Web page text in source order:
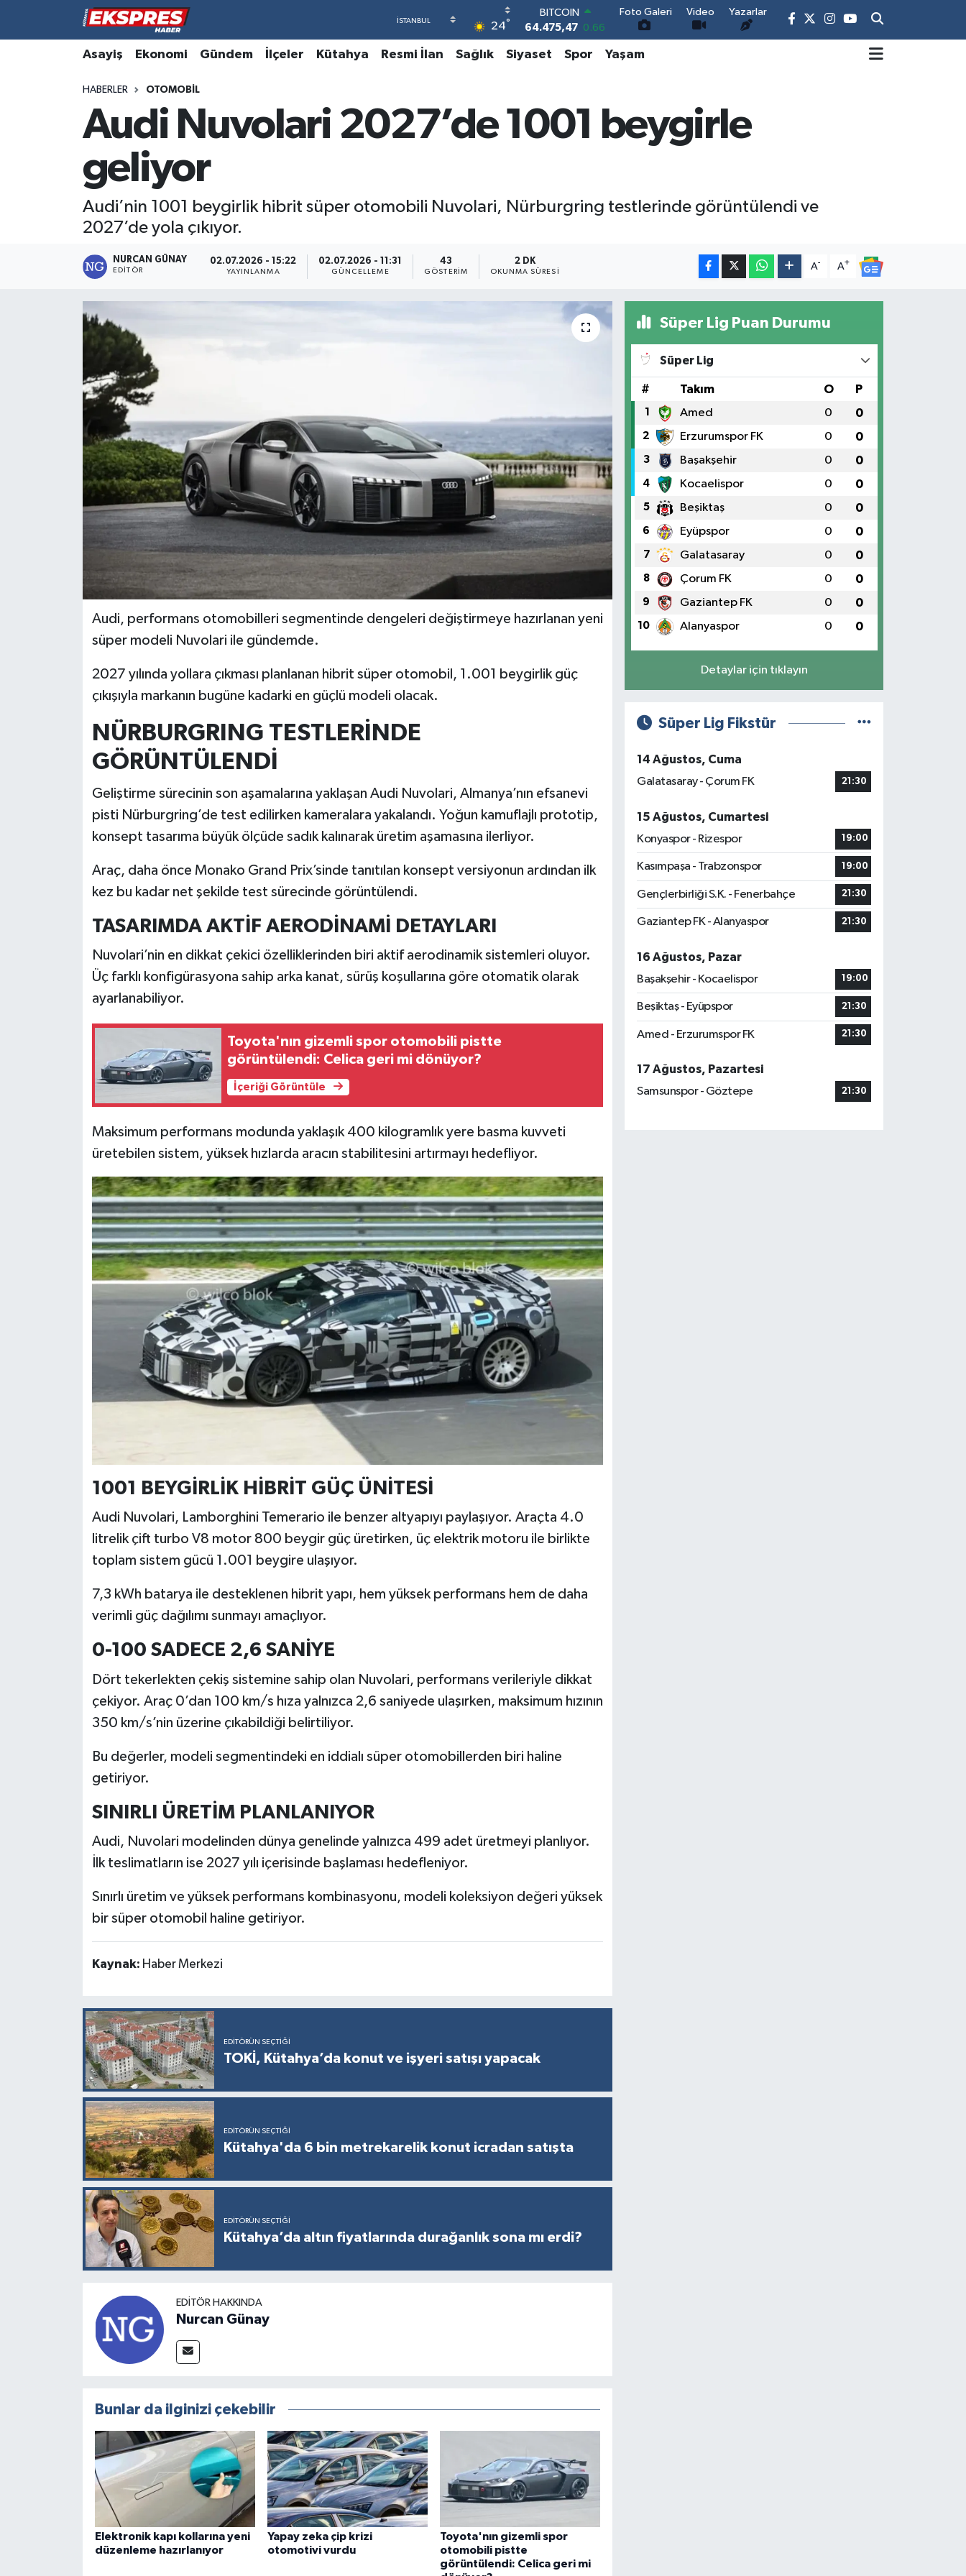
24°
DOLAR
47,5971 0.05
EURO
55,1336 0.18
6518.23
BİST100
Foto Galeri Video Yazarlar
Asayiş Ekonomi Gündem İlçeler Kütahya Resmi İlan Sağlık Siyaset Spor Yaşam
HABERLER OTOMOBIL
Audi Nuvolari 2027’de 1001 beygirle
geliyor
Audi’nin 1001 beygirlik hibrit süper otomobili Nuvolari, Nürburgring testlerinde görüntülendi ve
2027’de yola çıkıyor.
NURCAN GÜNAY
EDITÖR
02.07.2026 - 15:22
YAYINLANMA
02.07.2026 - 11:31
GÜNCELLEME
43
GÖSTERIM
2 DK
OKUNMA SÜRESI
A- A+
Audi, performans otomobilleri segmentinde dengeleri değiştirmeye hazırlanan yeni
süper modeli Nuvolari ile gündemde.
2027 yılında yollara çıkması planlanan hibrit süper otomobil, 1.001 beygirlik güç
çıkışıyla markanın bugüne kadarki en güçlü modeli olacak.
NÜRBURGRING TESTLERİNDE
GÖRÜNTÜLENDİ
Geliştirme sürecinin son aşamalarına yaklaşan Audi Nuvolari, Almanya’nın efsanevi
pisti Nürburgring’de test edilirken kameralara yakalandı. Yoğun kamuflajlı prototip,
konsept tasarıma büyük ölçüde sadık kalınarak üretim aşamasına ilerliyor.
Araç, daha önce Monako Grand Prix’sinde tanıtılan konsept versiyonun ardından ilk
kez bu kadar net şekilde test sürecinde görüntülendi.
TASARIMDA AKTİF AERODİNAMİ DETAYLARI
Nuvolari’nin en dikkat çekici özelliklerinden biri aktif aerodinamik sistemleri oluyor.
Üç farklı konfigürasyona sahip arka kanat, sürüş koşullarına göre otomatik olarak
ayarlanabiliyor.
Toyota'nın gizemli spor otomobili pistte
görüntülendi: Celica geri mi dönüyor?
İçeriği Görüntüle
Maksimum performans modunda yaklaşık 400 kilogramlık yere basma kuvveti
üretebilen sistem, yüksek hızlarda aracın stabilitesini artırmayı hedefliyor.
1001 BEYGİRLİK HİBRİT GÜÇ ÜNİTESİ
Audi Nuvolari, Lamborghini Temerario ile benzer altyapıyı paylaşıyor. Araçta 4.0
litrelik çift turbo V8 motor 800 beygir güç üretirken, üç elektrik motoru ile birlikte
toplam sistem gücü 1.001 beygire ulaşıyor.
7,3 kWh batarya ile desteklenen hibrit yapı, hem yüksek performans hem de daha
verimli güç dağılımı sunmayı amaçlıyor.
0-100 SADECE 2,6 SANİYE
Dört tekerlekten çekiş sistemine sahip olan Nuvolari, performans verileriyle dikkat
çekiyor. Araç 0’dan 100 km/s hıza yalnızca 2,6 saniyede ulaşırken, maksimum hızının
350 km/s’nin üzerine çıkabildiği belirtiliyor.
Bu değerler, modeli segmentindeki en iddialı süper otomobillerden biri haline
getiriyor.
SINIRLI ÜRETİM PLANLANIYOR
Audi, Nuvolari modelinden dünya genelinde yalnızca 499 adet üretmeyi planlıyor.
İlk teslimatların ise 2027 yılı içerisinde başlaması hedefleniyor.
Sınırlı üretim ve yüksek performans kombinasyonu, modeli koleksiyon değeri yüksek
bir süper otomobil haline getiriyor.
Kaynak: Haber Merkezi
EDITÖRÜN SEÇTIĞI
TOKİ, Kütahya’da konut ve işyeri satışı yapacak
EDITÖRÜN SEÇTIĞI
Kütahya'da 6 bin metrekarelik konut icradan satışta
EDITÖRÜN SEÇTIĞI
Kütahya’da altın fiyatlarında durağanlık sona mı erdi?
EDITÖR HAKKINDA
Nurcan Günay
Bunlar da ilginizi çekebilir
Elektronik kapı kollarına yeni
düzenleme hazırlanıyor
Yapay zeka çip krizi
otomotivi vurdu
Toyota'nın gizemli spor
otomobili pistte
görüntülendi: Celica geri mi
Süper Lig Puan Durumu
Süper Lig
# Takım O P
1 Amed 0 0
2 Erzurumspor FK 0 0
3 Başakşehir 0 0
4 Kocaelispor 0 0
5 Beşiktaş 0 0
6 Eyüpspor 0 0
7 Galatasaray 0 0
8 Çorum FK 0 0
9 Gaziantep FK 0 0
10 Alanyaspor 0 0
Detaylar için tıklayın
Süper Lig Fikstür
14 Ağustos, Cuma
Galatasaray - Çorum FK
21:30
15 Ağustos, Cumartesi
Konyaspor - Rizespor
19:00
Kasımpaşa - Trabzonspor 19:00
Gençlerbirliği S.K. - Fenerbahçe 21:30
Gaziantep FK - Alanyaspor 21:30
16 Ağustos, Pazar
Başakşehir - Kocaelispor
19:00
Beşiktaş - Eyüpspor 21:30
Amed - Erzurumspor FK 21:30
17 Ağustos, Pazartesi
Samsunspor - Göztepe
21:30
Altıntaş
Aslanapa
Biyografiler
Domaniç
Dumlupınar
Ekonomi
Foto Galeri
Kültür Sanat
Resmi İlan
Rüya Tabirleri
Teknoloji
Hava Durumu
Trafik Durumu
Süper Lig Puan Durumu ve Fikstür
Tüm Manşetler
Son Dakika Haberleri